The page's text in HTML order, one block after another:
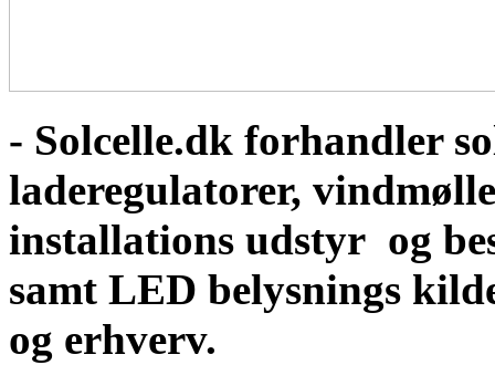
- Solcelle.dk forhandler
laderegulatorer,
installations udstyr og
samt LED belysnings
og erhverv.